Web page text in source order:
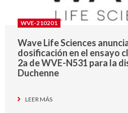
WVE-210201
Wave Life Sciences
dosificación en el ensayo
2a de WVE-N531 para la
Duchenne
LEER MÁS